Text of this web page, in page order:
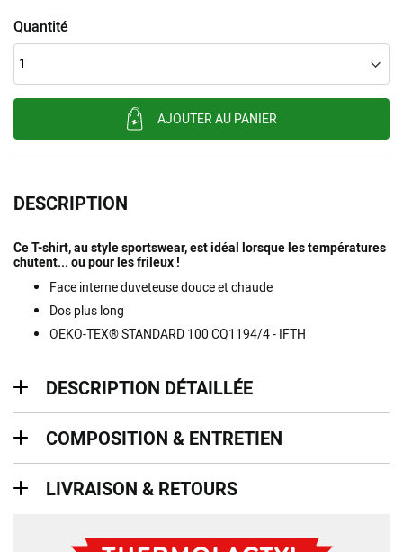
Quantité
AJOUTER AU PANIER
DESCRIPTION
Ce T-shirt, au style sportswear, est idéal lorsque les températures
chutent... ou pour les frileux !
Face interne duveteuse douce et chaude
Dos plus long
OEKO-TEX® STANDARD 100 CQ1194/4 - IFTH
DESCRIPTION DÉTAILLÉE
COMPOSITION & ENTRETIEN
LIVRAISON & RETOURS